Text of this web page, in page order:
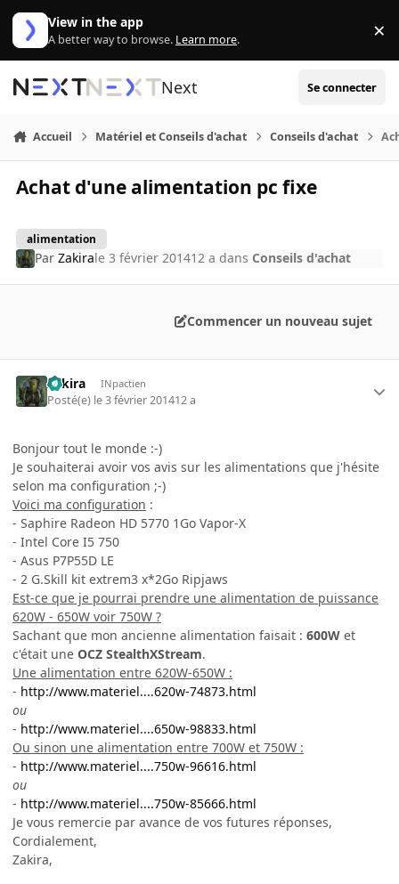
Aller au contenu
View in the app
A better way to browse. Learn more. ×
Next Se connecter
Accueil Matériel et Conseils d'achat Conseils d'achat
Achat d'une alimentation pc fixe
alimentation
ParZakirale 3 février 201412 a dans Conseils d'achat
Commencer un nouveau sujet
Zakira INpactien
Posté(e) le 3 février 201412 a
Bonjour tout le monde :-)
Je souhaiterai avoir vos avis sur les alimentations que j'hésite
selon ma configuration ;-)
Voici ma configuration :
- Saphire Radeon HD 5770 1Go Vapor-X
- Intel Core I5 750
- Asus P7P55D LE
- 2 G.Skill kit extrem3 x*2Go Ripjaws
Est-ce que je pourrai prendre une alimentation de puissance
620W - 650W voir 750W ?
Sachant que mon ancienne alimentation faisait : 600W et
c'était une OCZ StealthXStream.
Une alimentation entre 620W-650W :
- http://www.materiel....620w-74873.html
ou
- http://www.materiel....650w-98833.html
Ou sinon une alimentation entre 700W et 750W :
- http://www.materiel....750w-96616.html
ou
- http://www.materiel....750w-85666.html
Je vous remercie par avance de vos futures réponses,
Cordialement,
Zakira,